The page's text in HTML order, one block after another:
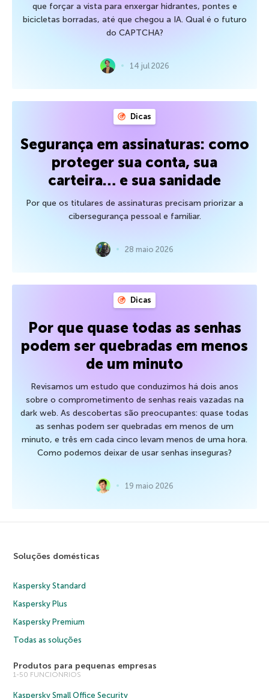
que forçar a vista para enxergar hidrantes, pontes e
bicicletas borradas, até que chegou a IA. Qual é o futuro
do CAPTCHA?
14 jul 2026
Dicas
Segurança em assinaturas: como
proteger sua conta, sua
carteira… e sua sanidade
Por que os titulares de assinaturas precisam priorizar a
cibersegurança pessoal e familiar.
28 maio 2026
Dicas
Por que quase todas as senhas
podem ser quebradas em menos
de um minuto
Revisamos um estudo que conduzimos há dois anos
sobre o comprometimento de senhas reais vazadas na
dark web. As descobertas são preocupantes: quase todas
as senhas podem ser quebradas em menos de um
minuto, e três em cada cinco levam menos de uma hora.
Como podemos deixar de usar senhas inseguras?
19 maio 2026
Soluções domésticas
Kaspersky Standard
Kaspersky Plus
Kaspersky Premium
Todas as soluções
Produtos para pequenas empresas
1-50 FUNCIONRIOS
Kaspersky Small Office Security